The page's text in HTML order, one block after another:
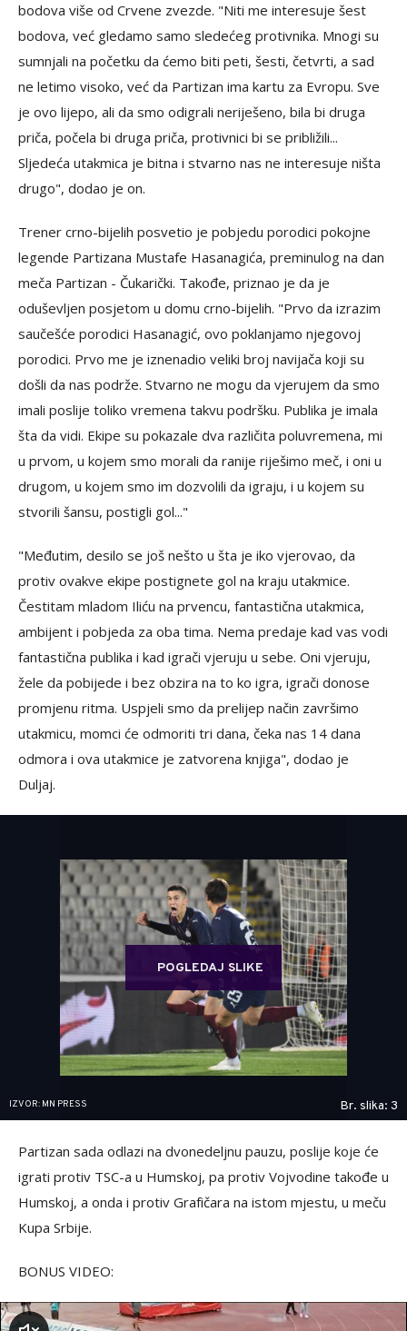
bodova više od Crvene zvezde. "Niti me interesuje šest
bodova, već gledamo samo sledećeg protivnika. Mnogi su
sumnjali na početku da ćemo biti peti, šesti, četvrti, a sad
ne letimo visoko, već da Partizan ima kartu za Evropu. Sve
je ovo lijepo, ali da smo odigrali neriješeno, bila bi druga
priča, počela bi druga priča, protivnici bi se približili...
Sljedeća utakmica je bitna i stvarno nas ne interesuje ništa
drugo", dodao je on.
Trener crno-bijelih posvetio je pobjedu porodici pokojne
legende Partizana Mustafe Hasanagića, preminulog na dan
meča Partizan - Čukarički. Takođe, priznao je da je
oduševljen posjetom u domu crno-bijelih. "Prvo da izrazim
saučešće porodici Hasanagić, ovo poklanjamo njegovoj
porodici. Prvo me je iznenadio veliki broj navijača koji su
došli da nas podrže. Stvarno ne mogu da vjerujem da smo
imali poslije toliko vremena takvu podršku. Publika je imala
šta da vidi. Ekipe su pokazale dva različita poluvremena, mi
u prvom, u kojem smo morali da ranije riješimo meč, i oni u
drugom, u kojem smo im dozvolili da igraju, i u kojem su
stvorili šansu, postigli gol..."
"Međutim, desilo se još nešto u šta je iko vjerovao, da
protiv ovakve ekipe postignete gol na kraju utakmice.
Čestitam mladom Iliću na prvencu, fantastična utakmica,
ambijent i pobjeda za oba tima. Nema predaje kad vas vodi
fantastična publika i kad igrači vjeruju u sebe. Oni vjeruju,
žele da pobijede i bez obzira na to ko igra, igrači donose
promjenu ritma. Uspjeli smo da prelijep način završimo
utakmicu, momci će odmoriti tri dana, čeka nas 14 dana
odmora i ova utakmice je zatvorena knjiga", dodao je
Duljaj.
POGLEDAJ SLIKE
IZVOR: MN PRESS Br. slika: 3
Partizan sada odlazi na dvonedeljnu pauzu, poslije koje će
igrati protiv TSC-a u Humskoj, pa protiv Vojvodine takođe u
Humskoj, a onda i protiv Grafičara na istom mjestu, u meču
Kupa Srbije.
BONUS VIDEO: